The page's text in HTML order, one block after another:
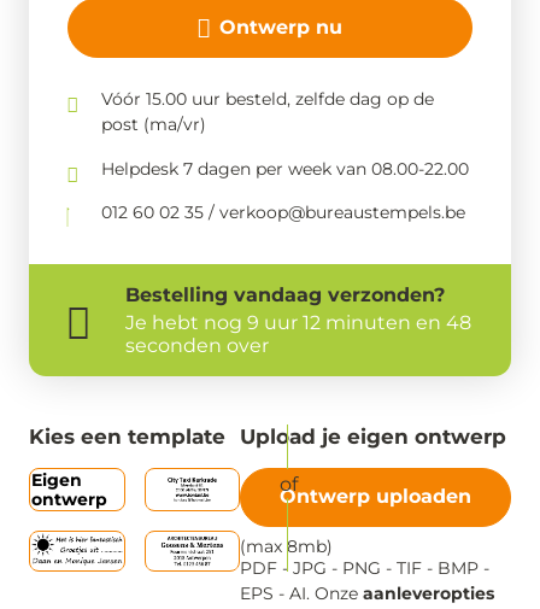
Ontwerp nu
Vóór 15.00 uur besteld, zelfde dag op de
post (ma/vr)
Helpdesk 7 dagen per week van 08.00-22.00
012 60 02 35 / verkoop@bureaustempels.be
Bestelling vandaag verzonden?
Je hebt nog 9 uur 12 minuten en 47
seconden over
Kies een template
Eigen
ontwerp
Upload je eigen ontwerp
Ontwerp uploaden
(max 8mb)
PDF - JPG - PNG - TIF - BMP -
EPS - AI. Onze aanleveropties